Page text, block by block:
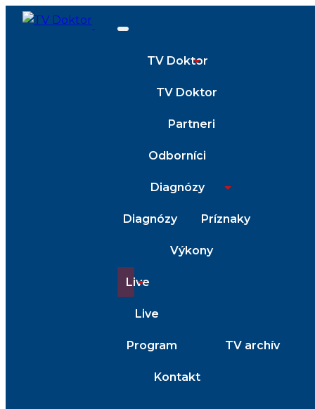
TV Doktor
TV Doktor
Partneri
Odborníci
Diagnózy
Diagnózy Príznaky
Výkony
Live
Live
Program TV archív
Kontakt